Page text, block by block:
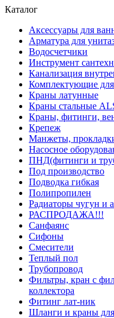
Каталог
Аксессуары для
Арматура для
Водосчетчики
Инструмент
Канализация
Комплектующие для
Краны латунные
Краны стальные
Краны, фитинги,
Крепеж
Манжеты,
Насосное
ПНД(фитинги и
Под производство
Подводка гибкая
Полипропилен
Радиаторы чугун и
РАСПРОДАЖА!!!
Санфаянс
Сифоны
Смесители
Теплый пол
Трубопровод
Фильтры, кран с
коллектора
Фитинг лат-ник
Шланги и краны